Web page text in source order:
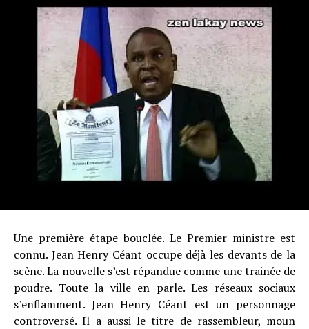
Une première étape bouclée. Le Premier ministre est
connu. Jean Henry Céant occupe déjà les devants de la
scène. La nouvelle s’est répandue comme une trainée de
poudre. Toute la ville en parle. Les réseaux sociaux
s’enflamment. Jean Henry Céant est un personnage
controversé. Il a aussi le titre de rassembleur, moun